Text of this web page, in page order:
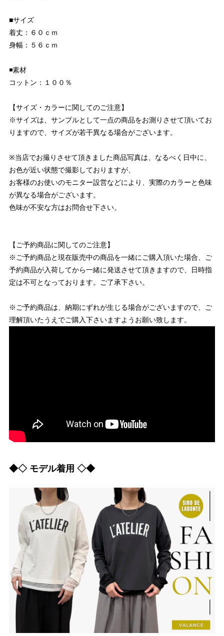
■サイズ
着丈：６０ｃｍ
身幅：５６ｃｍ
◾️素材
コットン：１００％
【サイズ・カラーに関してのご注意】
※サイズは、サンプルとして一点の商品をお測りさせて頂いてお
りますので、サイズが若干異なる場合がございます。
※当店でお撮りさせて頂きました商品写真は、なるべく日中に、
お色が近い状態で撮影しておりますが、
お客様のお使いのモニター設営などにより、実際のカラーと色味
が異なる場合がございます。
色味が不安な方はお問合せ下さい。
【ご予約商品に関してのご注意】
※ご予約商品と現在販売中の商品を一緒にご購入頂いた場合、ご
予約商品が入荷してから一緒に発送させて頂きますので、日時指
定は不可となっております。ご了承下さい。
※ご予約商品は、納期にずれが生じる場合がございますので、ご
理解頂いたうえでご購入下さいますようお願い致します。
◆◇ モデル着用 ◇◆